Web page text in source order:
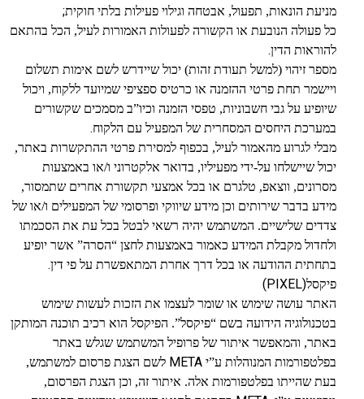
מניעת הונאות, תפעול, אבטחה וגילוי פעילות בלתי חוקית;
כל פעולה הנובעת או הקשורה לפעולות האמורות לעיל, הכל בהתאם
להוראות הדין.
מספר זיהוי (למשל תעודת זהות) יכול שיידרש לשם אימות תשלום
ויישמר תחת פרטי ההזמנה או כרטיס ספציפי שמיועד ללקוח, ויכול
שיופיע על גבי חשבוניות, טפסי הזמנה וכיו”ב מסמכים שקשורים
במערכת היחסים המסחרית של המפעיל עם הלקוח.
מבלי לגרוע מהאמור לעיל, בכפוף למסירת פרטי ההתקשרות באתר,
יכול שיישלחו על-ידי מפעיליו, בדואר אלקטרוני ו/או באמצעות
מסרונים, ווצאפ, טלגרם או בכל אמצעי תקשורת אחרים שתמסור,
מידע בדבר שירותים וכן מידע שיווקי ופרסומי של המפעילים ו/או של
צדדים שלישיים. המשתמש יהיה רשאי לבטל בכל עת את הסכמתו
ולחדול מקבלת המידע כאמור באמצעות לחצן “הסרה” אשר יופיע
בתחתית ההודעה או בכל דרך אחרת המתאפשרת על פי דין.
פיקסל(PIXEL)
האתר עושה שימוש או שומר לעצמו את הזכות לעשות שימוש
בטכנולוגיה הידועה בשם “פיקסל”. הפיקסל הוא רכיב תוכנה המותקן
באתר, והמאפשר איתור של פרופיל המשתמש שגלש באתר
בפלטפורמות המנוהלות ע”י META לשם הצגת פרסום למשתמש,
בעת שהייתו בפלטפורמות אלה. איתור זה, וכן הצגת הפרסום,